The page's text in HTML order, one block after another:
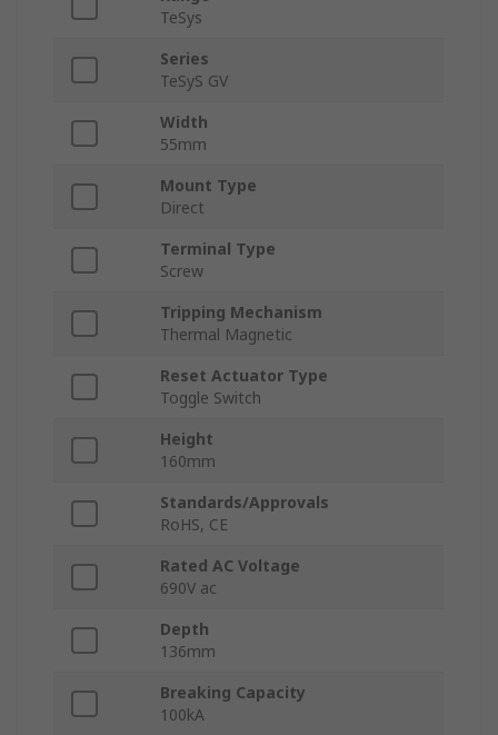
TeSys
Series
TeSyS GV
Width
55mm
Mount Type
Direct
Terminal Type
Screw
Tripping Mechanism
Thermal Magnetic
Reset Actuator Type
Toggle Switch
Height
160mm
Standards/Approvals
RoHS, CE
Rated AC Voltage
690V ac
Depth
136mm
Breaking Capacity
100kA